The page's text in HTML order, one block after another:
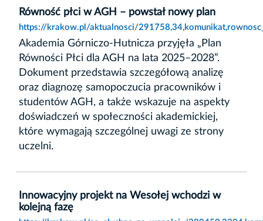
Równość płci w AGH – powstał nowy plan
https://krakow.pl/aktualnosci/
Akademia Górniczo-Hutnicza przyjęła „Plan
Równości Płci dla AGH na lata 2025–2028”.
Dokument przedstawia szczegółową analizę
oraz diagnozę samopoczucia pracowników i
studentów AGH, a także wskazuje na aspekty
doświadczeń w społeczności akademickiej,
które wymagają szczególnej uwagi ze strony
uczelni.
Innowacyjny projekt na Wesołej wchodzi w
kolejną fazę